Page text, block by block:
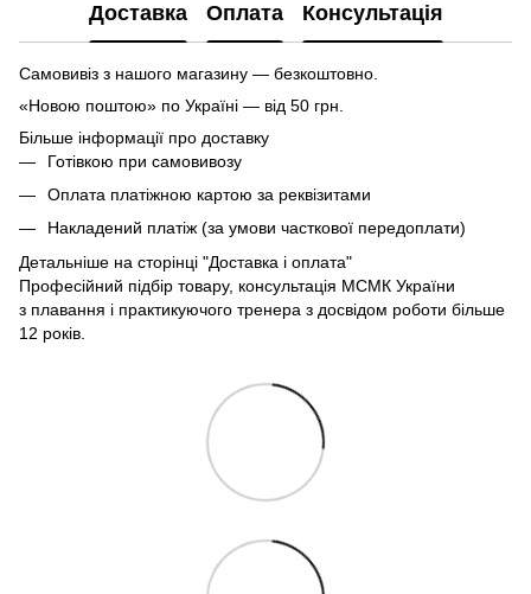
Доставка Оплата Консультація
Самовивіз з нашого магазину — безкоштовно.
«Новою поштою» по Україні — від 50 грн.
Більше інформації про доставку
Готівкою при самовивозу
Оплата платіжною картою за реквізитами
Накладений платіж (за умови часткової передоплати)
Детальніше на сторінці "Доставка і оплата"
Професійний підбір товару, консультація МСМК України
з плавання і практикуючого тренера з досвідом роботи більше
12 років.